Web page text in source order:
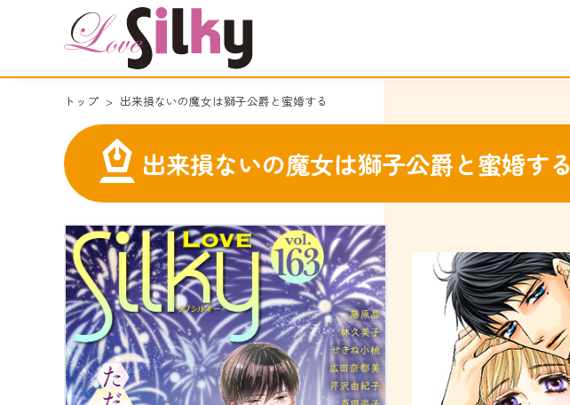
トップ 出来損ないの魔女は獅子公爵と蜜婚する
出来損ないの魔女は獅子公爵と蜜婚する